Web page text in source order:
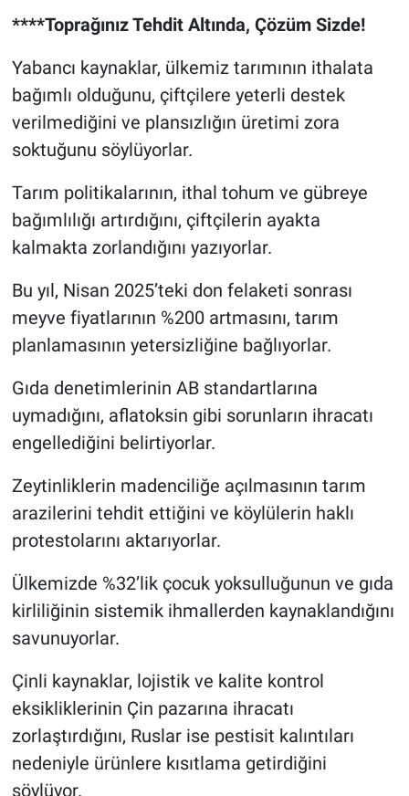
****Toprağınız Tehdit Altında, Çözüm Sizde!
Yabancı kaynaklar, ülkemiz tarımının ithalata
bağımlı olduğunu, çiftçilere yeterli destek
verilmediğini ve plansızlığın üretimi zora
soktuğunu söylüyorlar.
Tarım politikalarının, ithal tohum ve gübreye
bağımlılığı artırdığını, çiftçilerin ayakta
kalmakta zorlandığını yazıyorlar.
Bu yıl, Nisan 2025’teki don felaketi sonrası
meyve fiyatlarının %200 artmasını, tarım
planlamasının yetersizliğine bağlıyorlar.
Gıda denetimlerinin AB standartlarına
uymadığını, aflatoksin gibi sorunların ihracatı
engellediğini belirtiyorlar.
Zeytinliklerin madenciliğe açılmasının tarım
arazilerini tehdit ettiğini ve köylülerin haklı
protestolarını aktarıyorlar.
Ülkemizde %32’lik çocuk yoksulluğunun ve gıda
kirliliğinin sistemik ihmallerden kaynaklandığını
savunuyorlar.
Çinli kaynaklar, lojistik ve kalite kontrol
eksikliklerinin Çin pazarına ihracatı
zorlaştırdığını, Ruslar ise pestisit kalıntıları
nedeniyle ürünlere kısıtlama getirdiğini
söylüyor.